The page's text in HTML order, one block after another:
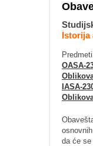
Istorija
OASA-
IASA-
da će se